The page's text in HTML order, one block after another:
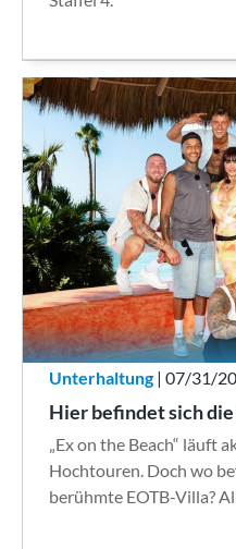
Unterhaltung| 07/31/
Hier befindet sich
„Ex on the Beach“ läuft
Hochtouren. Doch wo
berühmte EOTB-Villa?